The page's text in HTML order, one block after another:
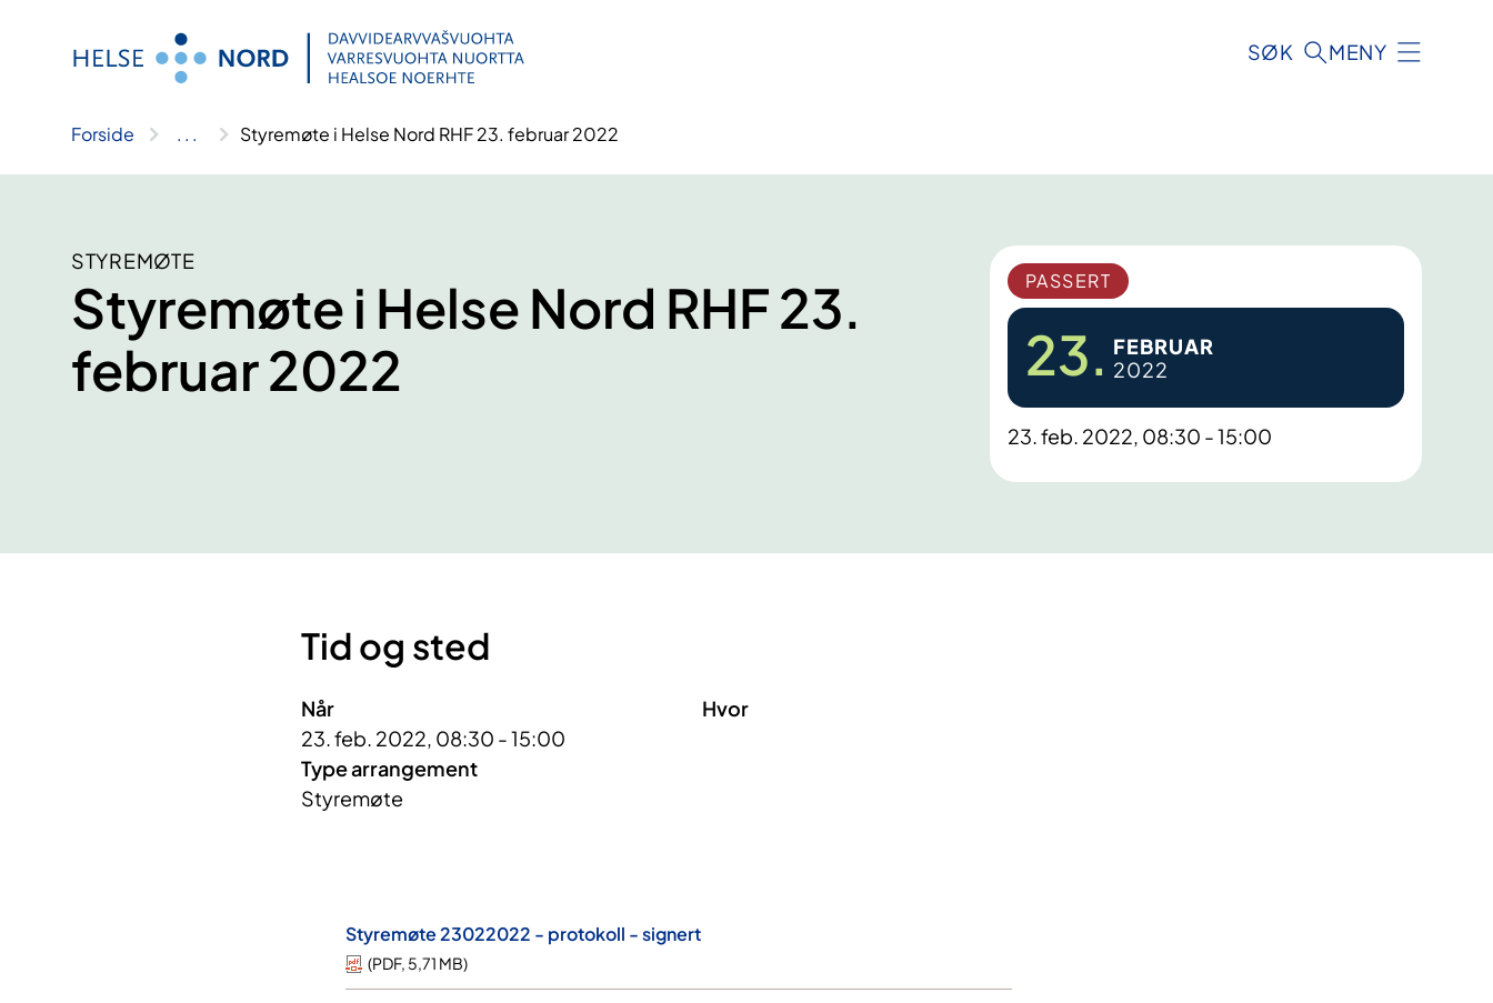
SØK MENY
Forside .. . Styremøte i Helse Nord RHF 23. februar 2022
STYREMØTE
Styremøte i Helse Nord RHF 23.
februar 2022
PASSERT
23. FEBRUAR
2022
23. feb. 2022, 08:30 - 15:00
Tid og sted
Når
23. feb. 2022, 08:30 - 15:00
Type arrangement
Styremøte
Hvor
Styremøte 23022022 - protokoll - signert
(PDF, 5,71 MB)